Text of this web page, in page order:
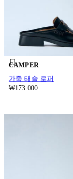
CAMPER
가죽 태슬 로퍼
₩173.000